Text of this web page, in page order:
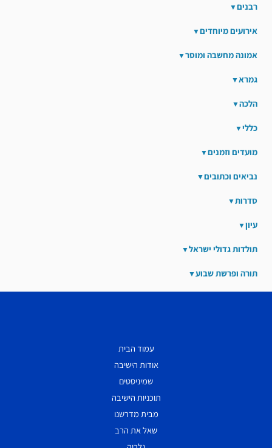
רבנים
אירועים מיוחדים
אמונה מחשבה ומוסר
גמרא
הלכה
כללי
מועדים וזמנים
נביאים וכתובים
סדרות
עיון
תולדות גדולי ישראל
תורה ופרשת שבוע
עמוד הבית
אודות הישיבה
שמיניסטים
תוכניות הישיבה
מבית מדרשנו
שאל את הרב